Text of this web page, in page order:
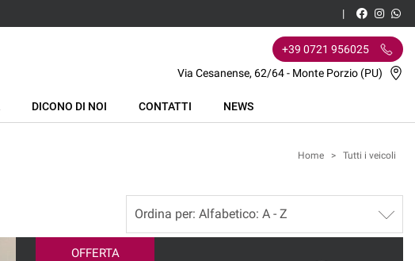
+39 0721 956025
Via Cesanense, 62/64 - Monte Porzio (PU)
DICONO DI NOI CONTATTI NEWS
Home > Tutti i veicoli
OFFERTA